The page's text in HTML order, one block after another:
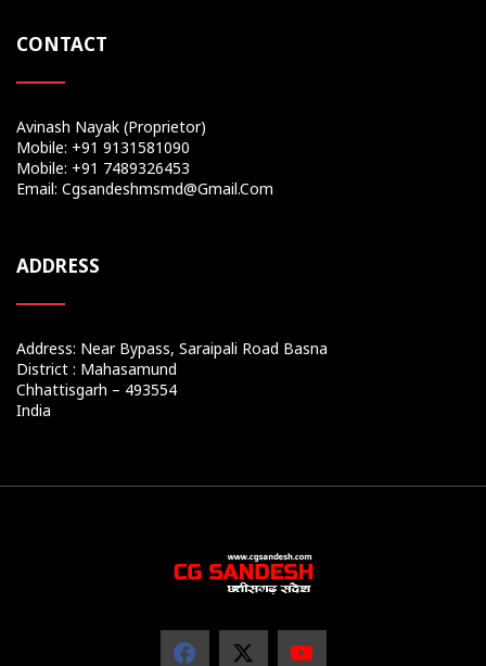
CONTACT
Avinash Nayak (Proprietor)
Mobile: +91 9131581090
Mobile: +91 7489326453
Email: Cgsandeshmsmd@gmail.com
ADDRESS
Address: Near Bypass, Saraipali Road Basna
District : Mahasamund
Chhattisgarh – 493554
India